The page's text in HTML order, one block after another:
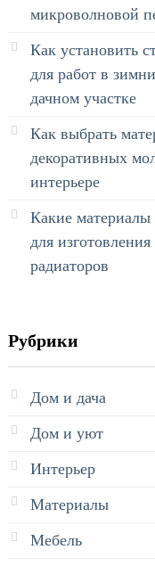
микроволновой
Как установить
для работ в
дачном участке
Как выбрать
декоративных
интерьере
Какие материалы
для
радиаторов
Рубрики
Дом и дача
Дом и уют
Интерьер
Материалы
Мебель